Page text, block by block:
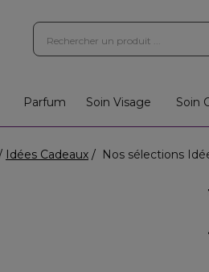
Parfum Soin Visage Soin
Idées Cadeaux Nos sélections